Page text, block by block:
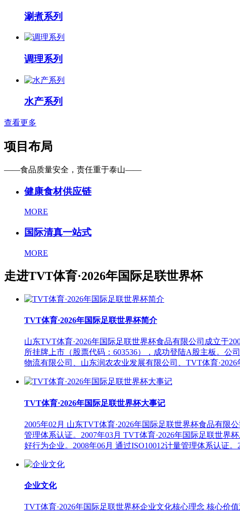
涮煮系列
调理系列
水产系列
查看更多
项目布局
——食品质量安全，责任重于泰山——
健康食材供应链
MORE
国际清真一站式
MORE
走进TVT体育·2026年国际足联世界杯
TVT体育·2026年国际足联世界杯简介
山东TVT体育·2026年国际足联世界杯食品有限公司成立于
所挂牌上市（股票代码：603536），成功登陆A股主板。公
物流有限公司、山东润农农业发展有限公司、TVT体育
TVT体育·2026年国际足联世界杯大事记
2005年02月 山东TVT体育·2026年国际足联世界杯食品有限
管理体系认证。2007年03月 TVT体育·2026年国际足联世界
好行为企业。2008年06月 通过ISO10012计量管理体系认证。
企业文化
TVT体育·2026年国际足联世界杯企业文化核心理念 核心价